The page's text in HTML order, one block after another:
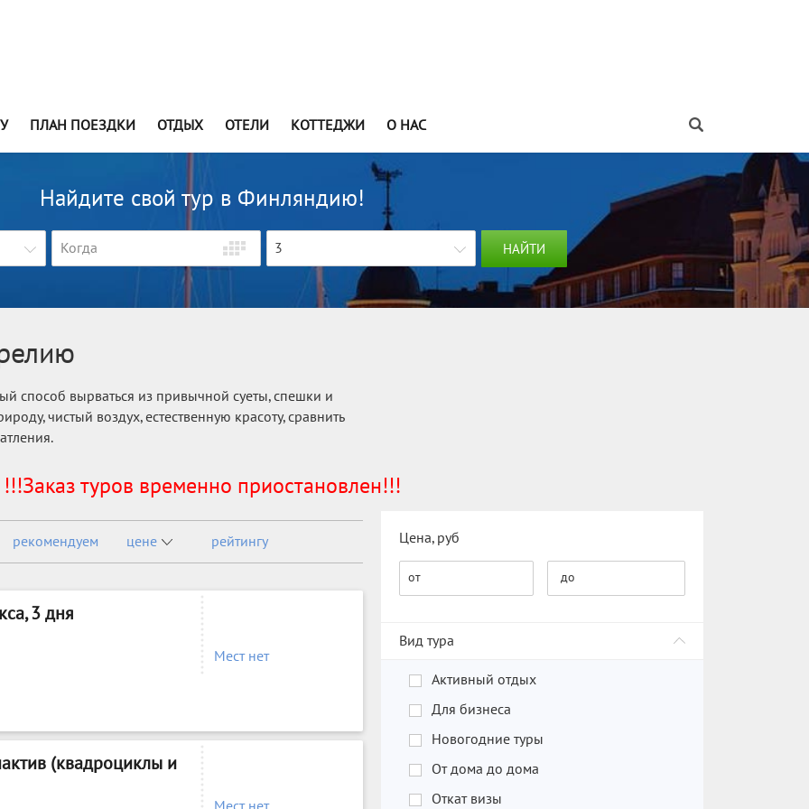
ПЛАН ПОЕЗДКИ ОТДЫХ ОТЕЛИ КОТТЕДЖИ О НАС
Найдите свой тур в Финляндию!
3 НАЙТИ
способ вырваться из привычной суеты, спешки и
чистый воздух, естественную красоту, сравнить
!!!Заказ туров временно приостановлен!!!
рекомендуем цене рейтингу
3 дня
Мест нет
(квадроциклы и
Цена, руб
от до
Вид тура
Активный отдых
Для бизнеса
Новогодние туры
От дома до дома
Откат визы